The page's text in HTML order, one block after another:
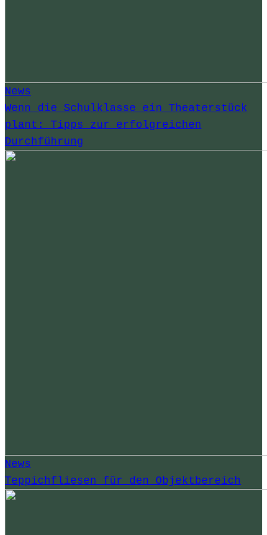
News
Wenn die Schulklasse ein Theaterstück
plant: Tipps zur erfolgreichen
Durchführung
News
Teppichfliesen für den Objektbereich